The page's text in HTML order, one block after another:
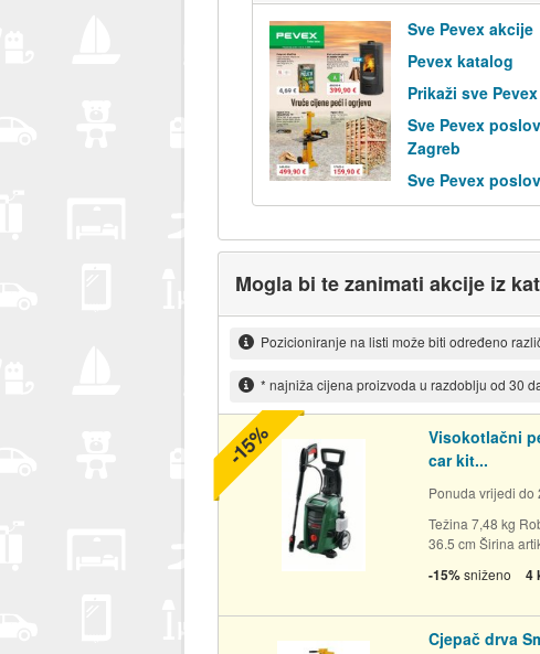
Sve Pevex akcije
Pevex katalog
Prikaži sve
Sve Pevex
Zagreb
Sve Pevex
Mogla bi te zanimati akcije iz
Pozicioniranje na listi može biti određeno
* najniža cijena proizvoda u razdoblju od 30
Visokotlačni
car kit...
Ponuda vrijedi do
Težina 7,48 kg
36.5 cm Širina
-15%sniženo 4
-15%
Cjepač drva